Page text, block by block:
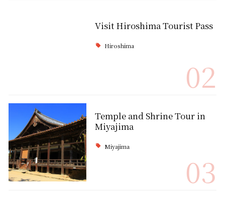
Visit Hiroshima Tourist Pass
Hiroshima
02
Temple and Shrine Tour in
Miyajima
Miyajima
03